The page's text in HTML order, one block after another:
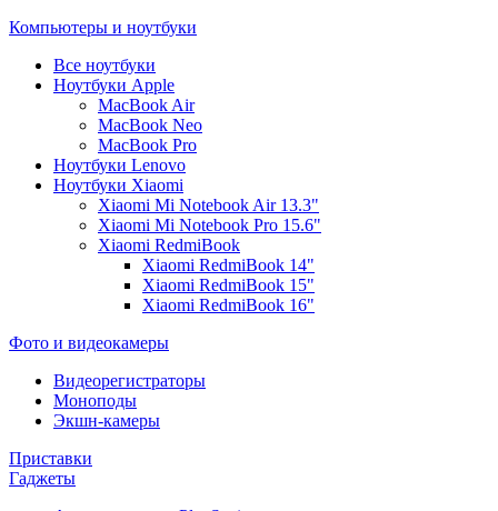
Компьютеры и ноутбуки
Все ноутбуки
Ноутбуки Apple
MacBook Air
MacBook Neo
MacBook Pro
Ноутбуки Lenovo
Ноутбуки Xiaomi
Xiaomi Mi Notebook Air 13.3"
Xiaomi Mi Notebook Pro 15.6"
Xiaomi RedmiBook
Xiaomi RedmiBook 14"
Xiaomi RedmiBook 15"
Xiaomi RedmiBook 16"
Фото и видеокамеры
Видеорегистраторы
Моноподы
Экшн-камеры
Приставки
Гаджеты